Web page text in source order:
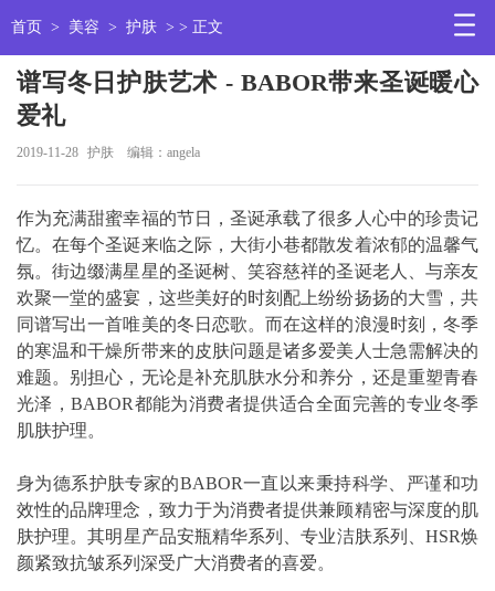
首页 > 美容 > 护肤 > > 正文
谱写冬日护肤艺术 - BABOR带来圣诞暖心
爱礼
2019-11-28 护肤 编辑：angela
作为充满甜蜜幸福的节日，圣诞承载了很多人心中的珍贵记
忆。在每个圣诞来临之际，大街小巷都散发着浓郁的温馨气
氛。街边缀满星星的圣诞树、笑容慈祥的圣诞老人、与亲友
欢聚一堂的盛宴，这些美好的时刻配上纷纷扬扬的大雪，共
同谱写出一首唯美的冬日恋歌。而在这样的浪漫时刻，冬季
的寒温和干燥所带来的皮肤问题是诸多爱美人士急需解决的
难题。别担心，无论是补充肌肤水分和养分，还是重塑青春
光泽，BABOR都能为消费者提供适合全面完善的专业冬季
肌肤护理。
身为德系护肤专家的BABOR一直以来秉持科学、严谨和功
效性的品牌理念，致力于为消费者提供兼顾精密与深度的肌
肤护理。其明星产品安瓶精华系列、专业洁肤系列、HSR焕
颜紧致抗皱系列深受广大消费者的喜爱。